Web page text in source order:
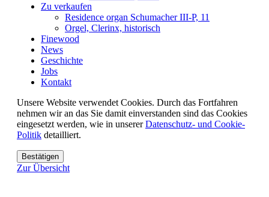
Zu verkaufen
Residence organ Schumacher III-P, 11
Orgel, Clerinx, historisch
Finewood
News
Geschichte
Jobs
Kontakt
Unsere Website verwendet Cookies. Durch das Fortfahren
nehmen wir an das Sie damit einverstanden sind das Cookies
eingesetzt werden, wie in unsererDatenschutz- und Cookie-
Politik detailliert.
Bestätigen
Zur Übersicht